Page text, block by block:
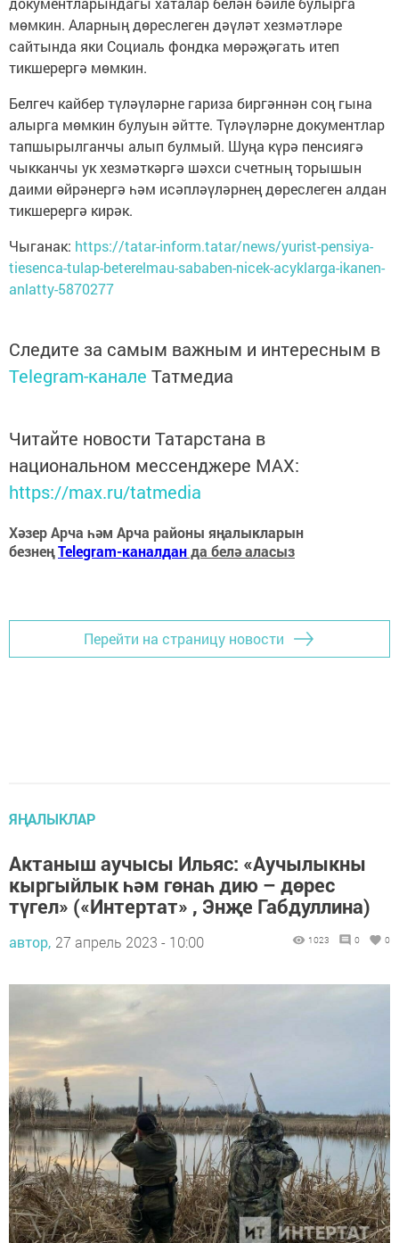
мөмкин. Аларның дөреслеген дәүләт хезмәтләре
сайтында яки Социаль фондка мөрәҗәгать итеп
тикшерергә мөмкин.
Белгеч кайбер түләүләрне гариза биргәннән соң гына
алырга мөмкин булуын әйтте. Түләүләрне документлар
тапшырылганчы алып булмый. Шуңа күрә пенсиягә
чыкканчы ук хезмәткәргә шәхси счетның торышын
даими өйрәнергә һәм исәпләүләрнең дөреслеген алдан
тикшерергә кирәк.
Чыганак: https://tatar-inform.tatar/news/yurist-pensiya-
tiesenca-tulap-beterelmau-sababen-nicek-acyklarga-ikanen-
anlatty-5870277
Следите за самым важным и интересным в
Telegram-канале Татмедиа
Читайте новости Татарстана в
национальном мессенджере MАХ:
https://max.ru/tatmedia
Хәзер Арча һәм Арча районы яңалыкларын
безнеңTelegram-каналданда белә аласыз
Перейти на страницу новости
ЯҢАЛЫКЛАР
Актаныш аучысы Ильяс: «Аучылыкны
кыргыйлык һәм гөнаһ дию – дөрес
түгел» («Интертат» , Энҗе Габдуллина)
автор, 27 апрель 2023 - 10:00 1023 0 0